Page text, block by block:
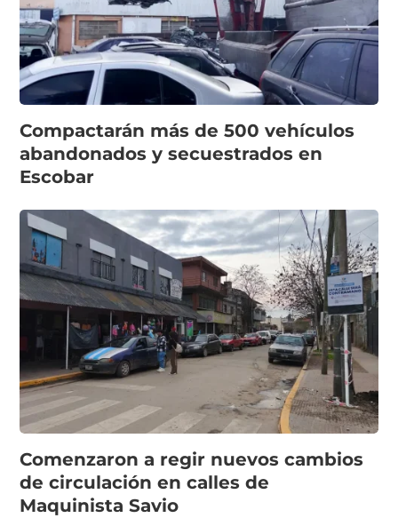
Compactarán más de 500 vehículos
abandonados y secuestrados en
Escobar
Comenzaron a regir nuevos cambios
de circulación en calles de
Maquinista Savio